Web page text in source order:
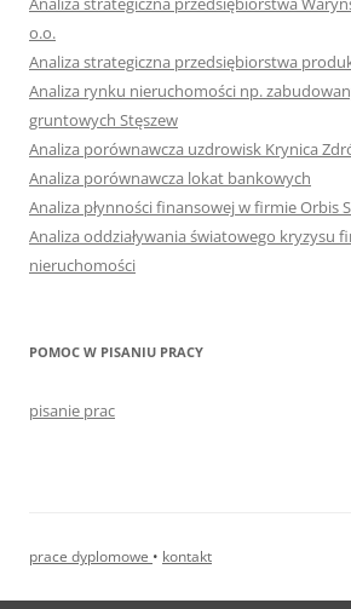
o.o.
Analiza strategiczna przedsiębiorstwa
Analiza rynku nieruchomości np.
gruntowych Stęszew
Analiza porównawcza uzdrowisk Krynica
Analiza porównawcza lokat bankowych
Analiza płynności finansowej w firmie Orbis
Analiza oddziaływania światowego kryzysu
nieruchomości
POMOC W PISANIU PRACY
pisanie prac
prace dyplomowe • kontakt